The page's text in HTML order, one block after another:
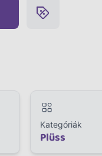
Kategóriák
Plüss